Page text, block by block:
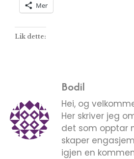
Mer
Lik dette:
Bodil
Hei, og
Her skriver jeg
det som opptar
skaper
igjen en